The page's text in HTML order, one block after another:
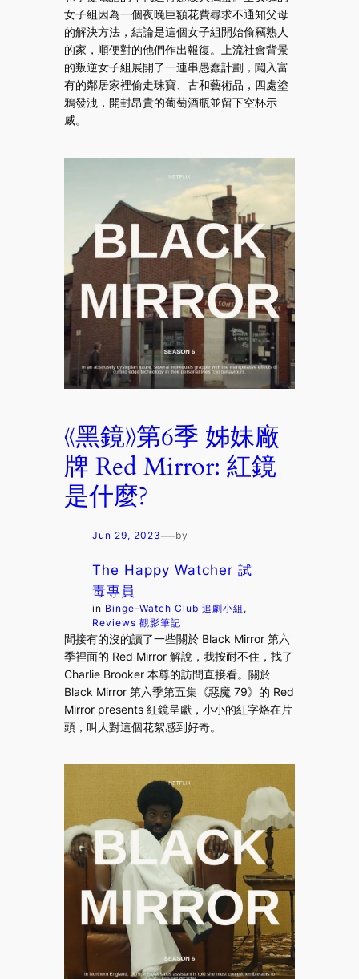
女子組因為一個夜晚巨額花費尋求不通知父母
的解決方法，結論是這個女子組開始偷竊熟人
的家，順便對的他們作出報復。上流社會背景
的叛逆女子組展開了一連串愚蠢計劃，闖入富
有的鄰居家裡偷走珠寶、古和藝術品，四處塗
鴉發洩，開封昂貴的葡萄酒瓶並留下空杯示
威。
《黑鏡》第6季 姊妹廠
牌 Red Mirror: 紅鏡
是什麼?
Jun 29, 2023—by
The Happy Watcher 試
毒專員
in Binge-Watch Club 追劇小組
Reviews 觀影筆記
間接有的沒的讀了一些關於 Black Mirror 第六
季裡面的 Red Mirror 解說，我按耐不住，找了
Charlie Brooker 本尊的訪問直接看。關於
Black Mirror 第六季第五集《惡魔 79》的 Red
Mirror presents 紅鏡呈獻，小小的紅字烙在片
頭，叫人對這個花絮感到好奇。